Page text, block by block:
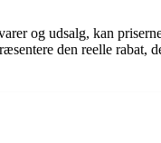
og udsalg, kan
den reelle rabat,